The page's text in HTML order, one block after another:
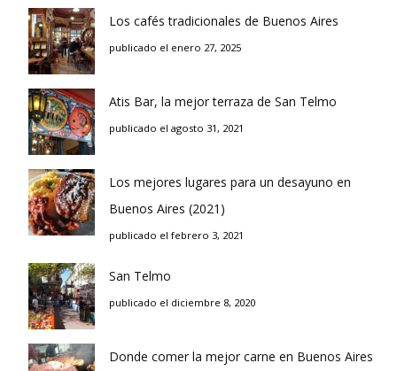
Los cafés tradicionales de Buenos Aires
publicado el enero 27, 2025
Atis Bar, la mejor terraza de San Telmo
publicado el agosto 31, 2021
Los mejores lugares para un desayuno en
Buenos Aires (2021)
publicado el febrero 3, 2021
San Telmo
publicado el diciembre 8, 2020
Donde comer la mejor carne en Buenos Aires